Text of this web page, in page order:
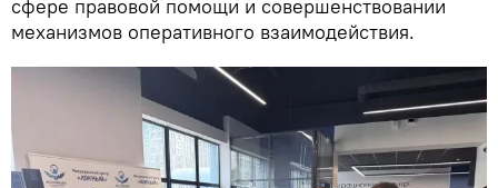
сфере правовой помощи и совершенствовании
механизмов оперативного взаимодействия.